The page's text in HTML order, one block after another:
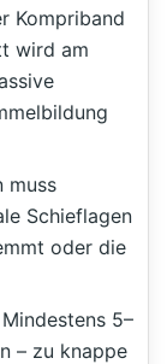
Kompriband
wird am
muss
Schieflagen
oder die
Mindestens 5–
– zu knappe